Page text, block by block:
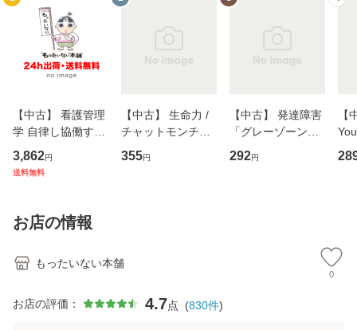
【中古】 看護管理
学 自律し協働する
専門職の看護マネ
ジメントスキル 改
恵 藤本幸三 / 南江
堂 [単行
3,862円
送料無料
【中古】 生命力 /
チャットモンチー /
キューンレコード
[CD]【メール便送
355円
【中古】 発達障害
「グレーゾーン」
その正しい理解と
克服法 (SB新書 57
292円
【
のが
お店の情報
もったいない本舗
0
お店の評価： 4.7点 (830件)